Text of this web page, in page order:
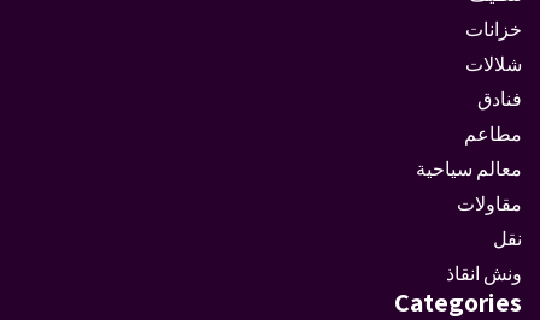
خزانات
شلالات
فنادق
مطاعم
معالم سياحية
مقاولات
نقل
ونش انقاذ
Categories